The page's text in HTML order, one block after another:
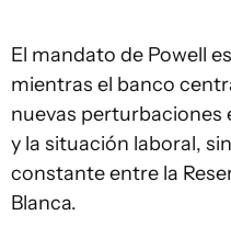
El mandato de Powell
mientras el banco
nuevas perturbaciones
y la situación laboral,
constante entre la
Blanca.